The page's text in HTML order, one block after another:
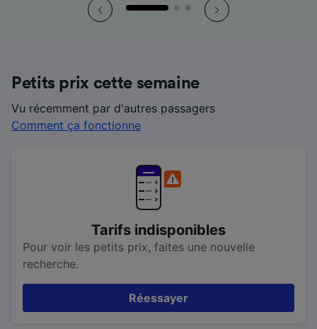
Petits prix cette semaine
Vu récemment par d'autres passagers
Comment ça fonctionne
Tarifs indisponibles
Pour voir les petits prix, faites une nouvelle
recherche.
Réessayer